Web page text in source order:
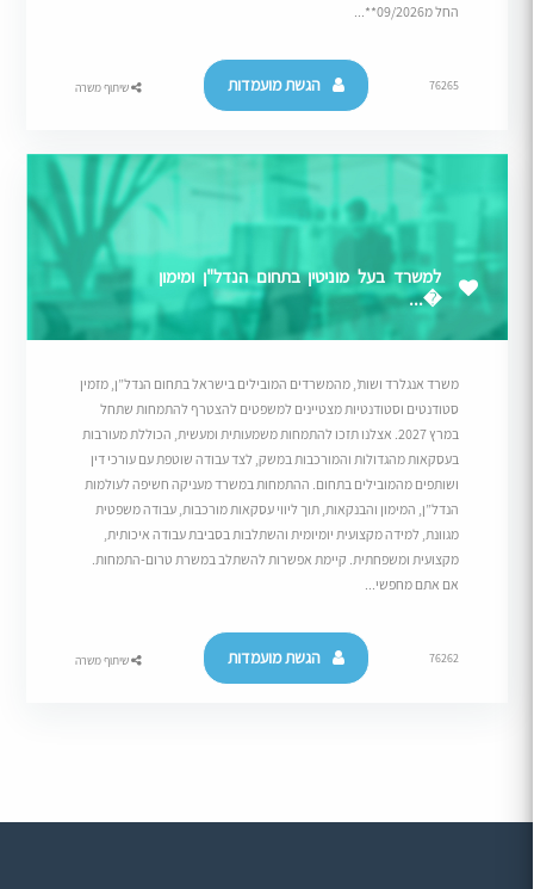
החל מ09/2026**...
76265 הגשת מועמדות שיתוף משרה
למשרד בעל מוניטין בתחום הנדל"ן ומימון
�...
משרד אנגלרד ושות’, מהמשרדים המובילים בישראל בתחום הנדל”ן, מזמין
סטודנטים וסטודנטיות מצטיינים למשפטים להצטרף להתמחות שתחל
במרץ 2027. אצלנו תזכו להתמחות משמעותית ומעשית, הכוללת מעורבות
בעסקאות מהגדולות והמורכבות במשק, לצד עבודה שוטפת עם עורכי דין
ושותפים מהמובילים בתחום. ההתמחות במשרד מעניקה חשיפה לעולמות
הנדל”ן, המימון והבנקאות, תוך ליווי עסקאות מורכבות, עבודה משפטית
מגוונת, למידה מקצועית יומיומית והשתלבות בסביבת עבודה איכותית,
מקצועית ומשפחתית. קיימת אפשרות להשתלב במשרת טרום-התמחות.
אם אתם מחפשי...
76262 הגשת מועמדות שיתוף משרה